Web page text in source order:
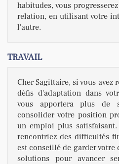
habitudes, vous
relation, en utilisant votre
l'autre.
TRAVAIL
Cher Sagittaire, si vous avez
défis d'adaptation dans
vous apportera plus de
consolider votre position
un emploi plus
rencontriez des difficultés
est conseillé de garder votre
solutions pour avancer